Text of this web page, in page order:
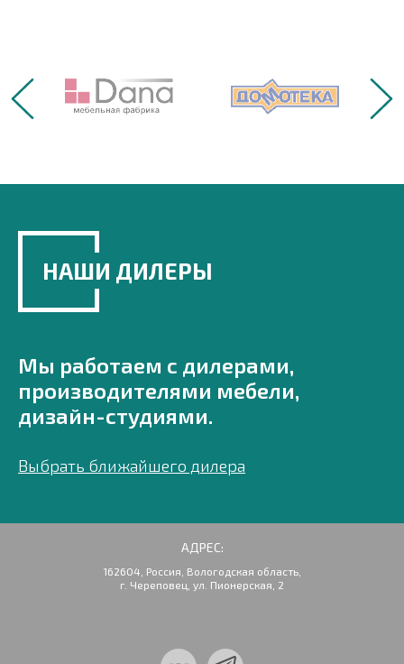
НАШИ ДИЛЕРЫ
Мы работаем с дилерами,
производителями мебели,
дизайн-студиями.
Выбрать ближайшего дилера
АДРЕС:
162604, Россия, Вологодская область,
г. Череповец, ул. Пионерская, 2